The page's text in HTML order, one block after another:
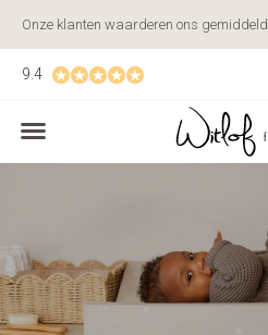
9.4
Onze klanten waarderen ons